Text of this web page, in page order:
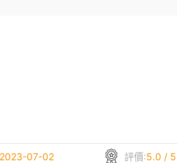
2023-07-02 評價:5.0 /